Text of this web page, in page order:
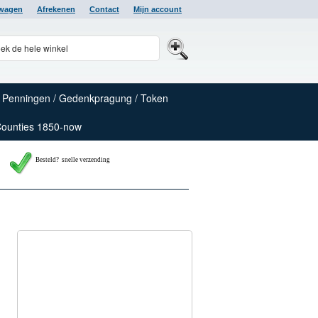
Afrekenen Contact Mijn account
Penningen / Gedenkpragung / Token
1850-now
Besteld? snelle verzending